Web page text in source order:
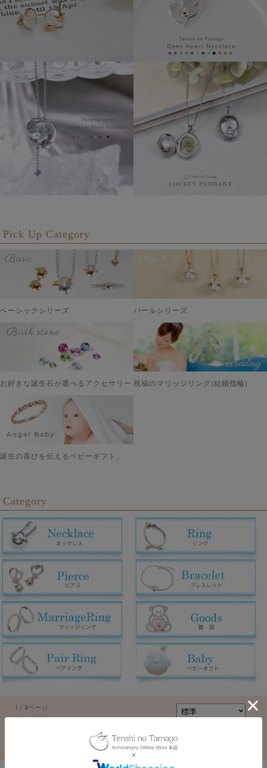
Pick Up Category
ベーシックシリーズ パールシリーズ
お好きな誕生石が選べるアクセサリー 祝福のマリッジリング(結婚指輪)
誕生の喜びを伝えるベビーギフト。
Category
1 / 8ページ
（全211件）